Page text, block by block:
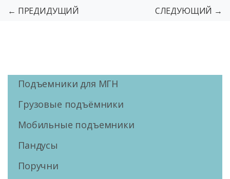
← ПРЕДИДУЩИЙ СЛЕДУЮЩИЙ →
Подъемники для МГН
Грузовые подъёмники
Мобильные подъемники
Пандусы
Поручни